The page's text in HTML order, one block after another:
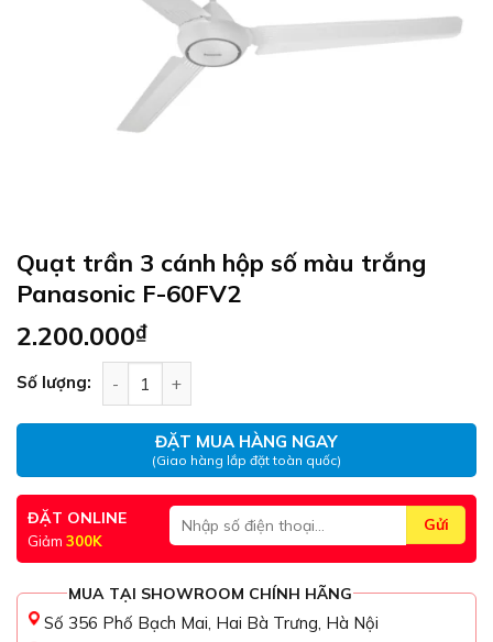
Quạt trần 3 cánh hộp số màu trắng
Panasonic F-60FV2
2.200.000₫
Số lượng:
ĐẶT MUA HÀNG NGAY
(Giao hàng lắp đặt toàn quốc)
ĐẶT ONLINE
Giảm 300K
MUA TẠI SHOWROOM CHÍNH HÃNG
Số 356 Phố Bạch Mai, Hai Bà Trưng, Hà Nội